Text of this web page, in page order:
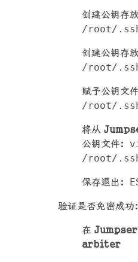
创建公钥存放
/root/
创建公钥存放
/root/
赋予公钥文件
/root/
将从
公钥文件：
/root/
保存退出：
验证是否免密成功：
在
arbiter